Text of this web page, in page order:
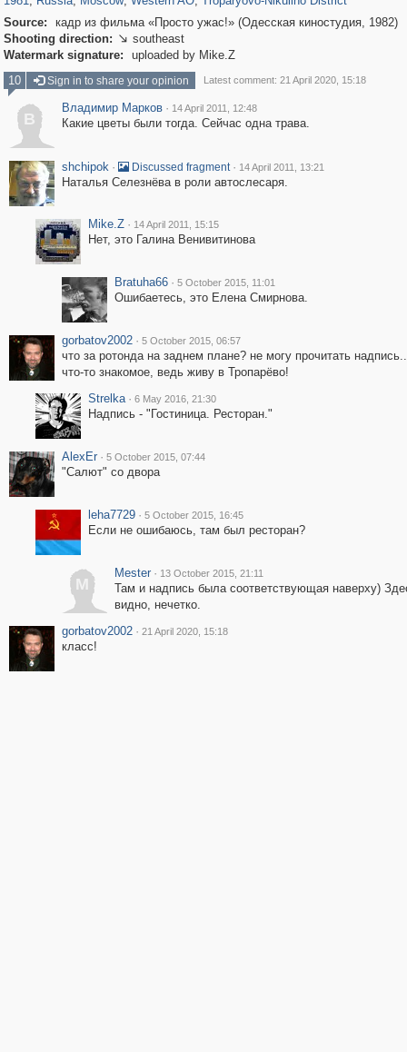
Source:
кадр из фильма «Просто ужас!» (Одесская киностудия, 1982)
Shooting direction:  southeast
Watermark signature:
uploaded by Mike.Z
10
Sign in to share your opinion Latest comment: 21 April 2020, 15:18
В
Владимир Марков · 14 April 2011, 12:48
Какие цветы были тогда. Сейчас одна трава.
shchipok · Discussed fragment · 14 April 2011, 13:21
Наталья Селезнёва в роли автослесаря.
Mike.Z · 14 April 2011, 15:15
Нет, это Галина Венивитинова
Bratuha66 · 5 October 2015, 11:01
Ошибаетесь, это Елена Смирнова.
gorbatov2002 · 5 October 2015, 06:57
что за ротонда на заднем плане? не могу прочитать
что-то знакомое, ведь живу в Тропарёво!
Strelka · 6 May 2016, 21:30
Надпись - "Гостиница. Ресторан."
AlexEr · 5 October 2015, 07:44
"Салют" со двора
leha7729 · 5 October 2015, 16:45
Если не ошибаюсь, там был ресторан?
M
Mester · 13 October 2015, 21:11
Там и надпись была соответствующая наверху)
видно, нечетко.
gorbatov2002 · 21 April 2020, 15:18
класс!